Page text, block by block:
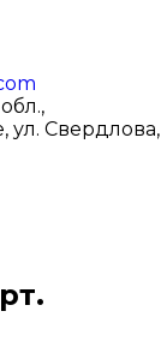
ул. Свердлова,